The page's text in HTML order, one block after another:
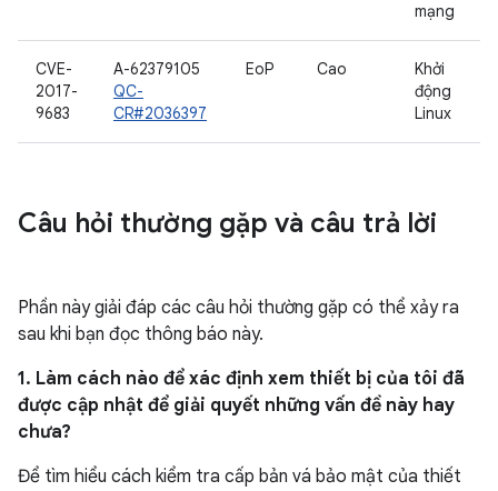
mạng
CVE-
2017-
9683
A-62379105
QC-
CR#2036397
EoP Cao
Khởi
động
Linux
Câu hỏi thường gặp và câu trả lời
Phần này giải đáp các câu hỏi thường gặp có thể xảy ra
sau khi bạn đọc thông báo này.
1. Làm cách nào để xác định xem thiết bị của tôi đã
được cập nhật để giải quyết những vấn đề này hay
chưa?
Để tìm hiểu cách kiểm tra cấp bản vá bảo mật của thiết